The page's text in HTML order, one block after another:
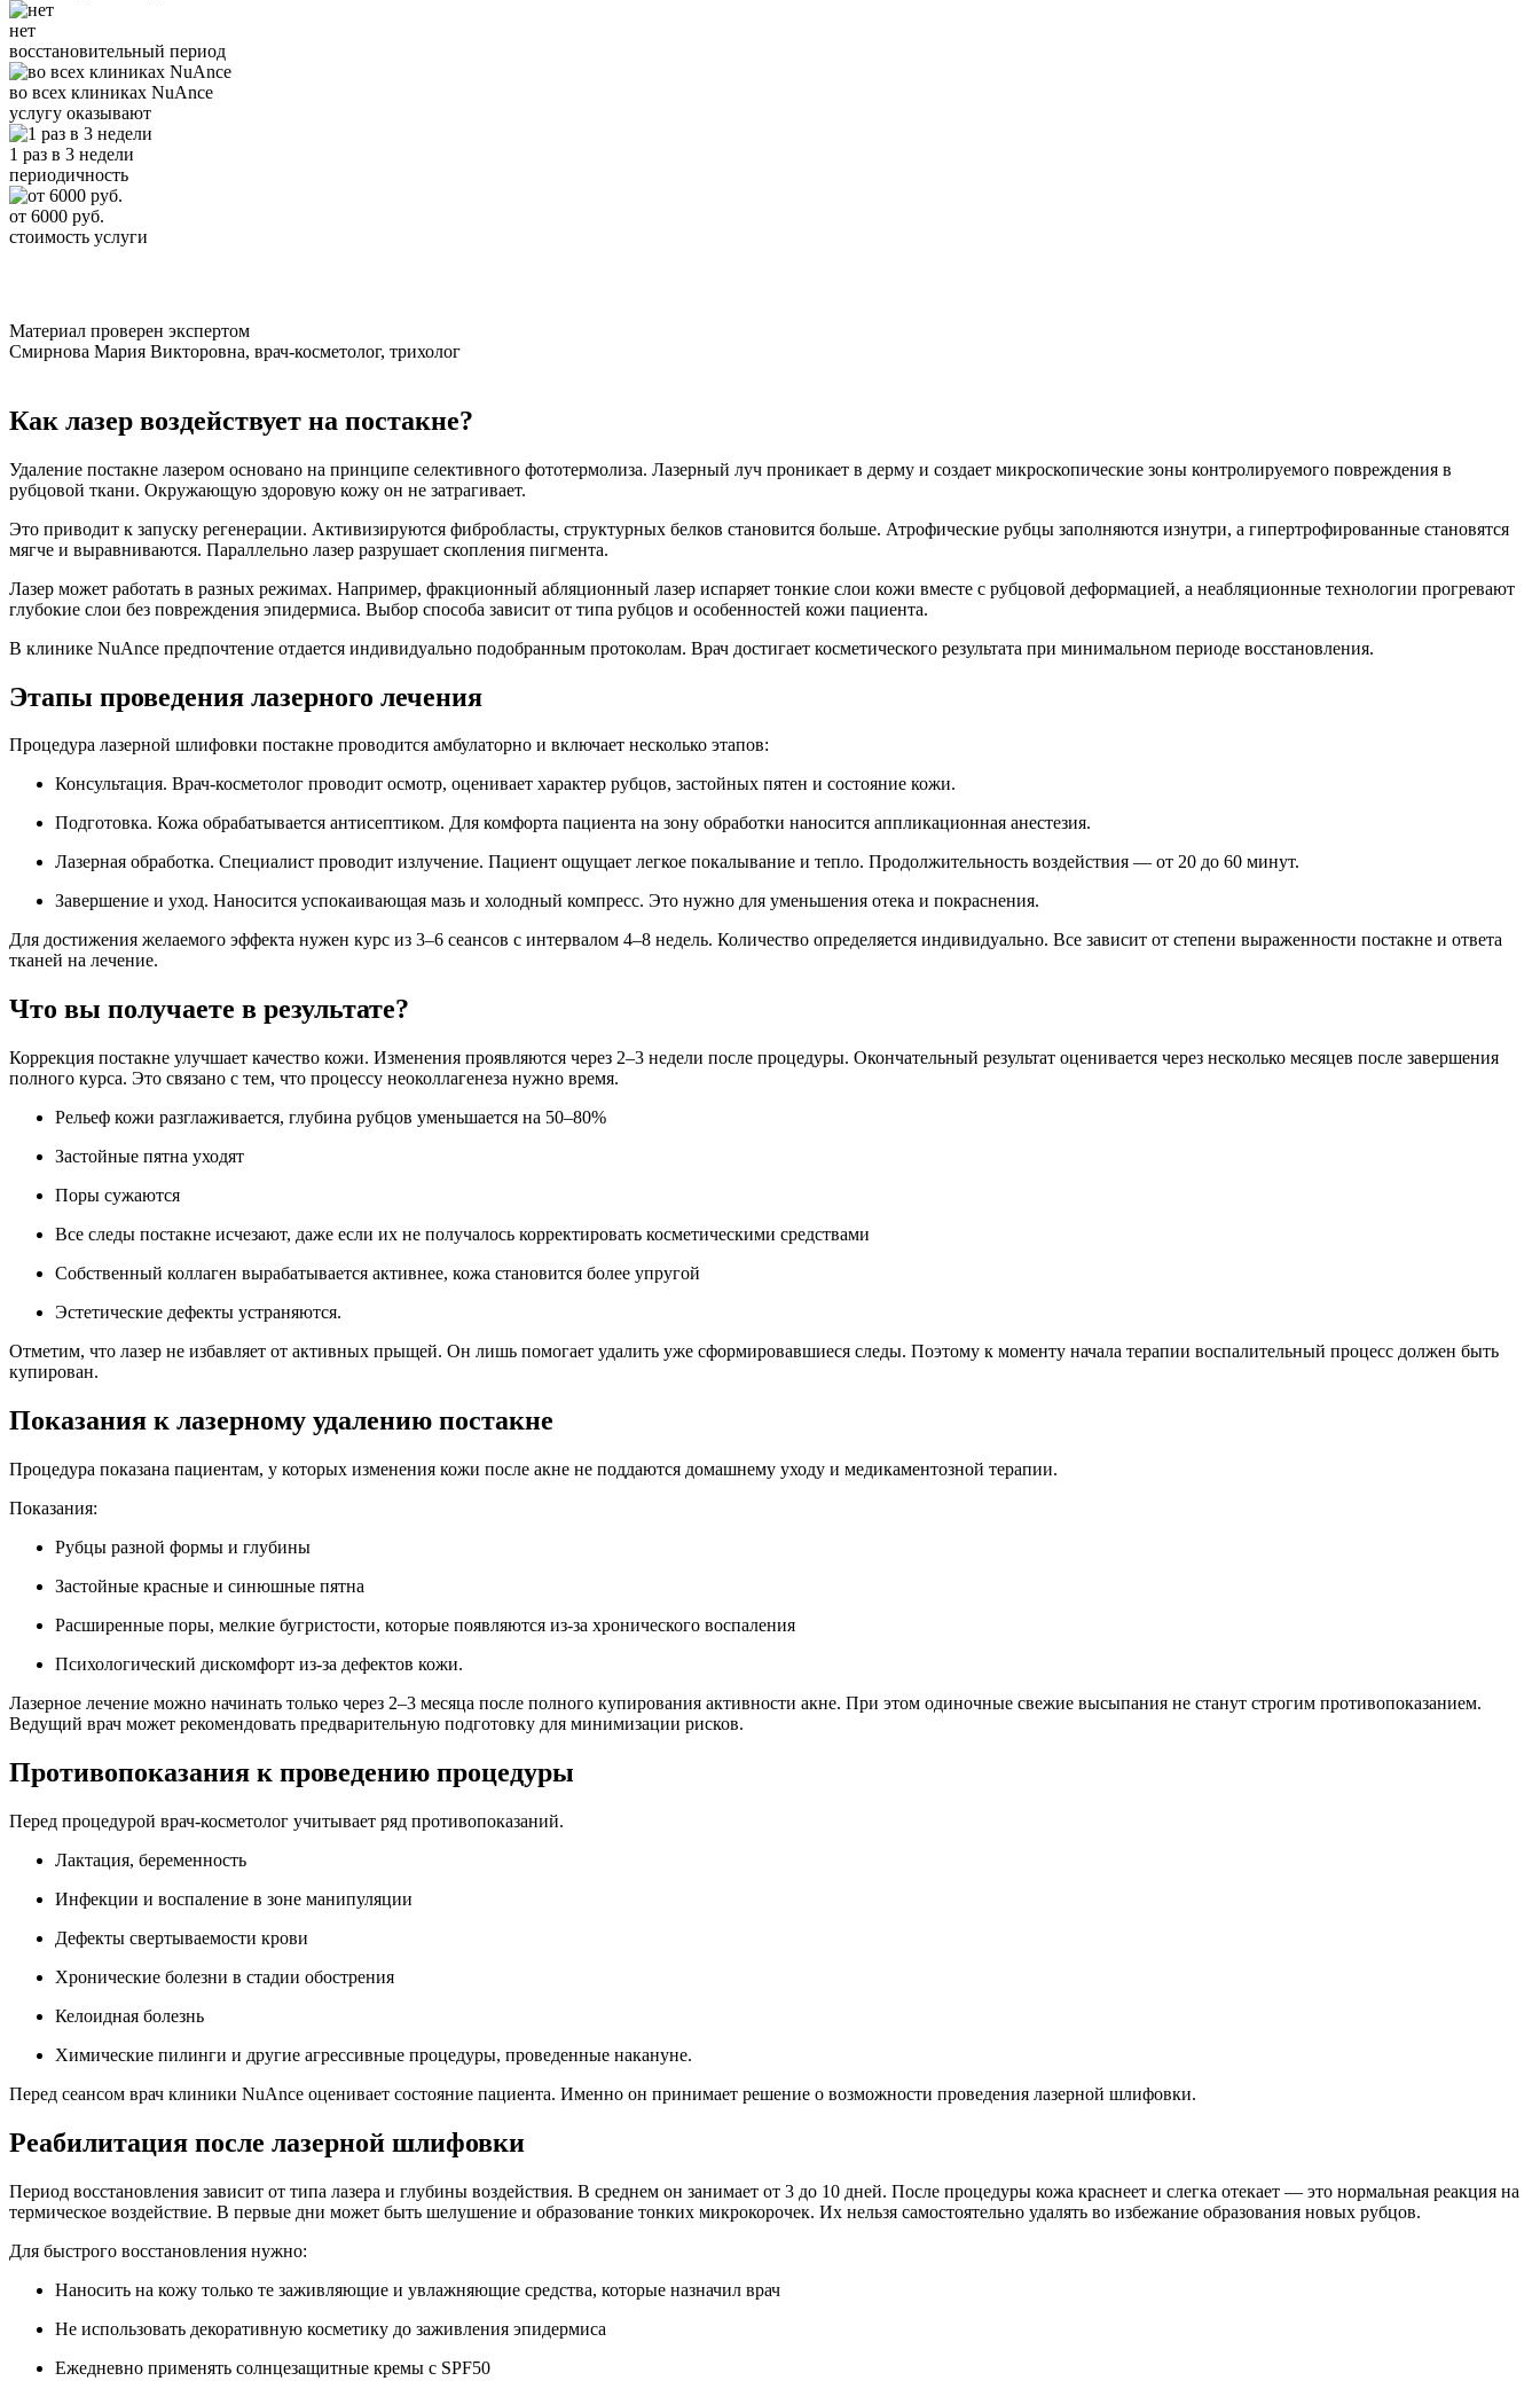
нет
восстановительный период
во всех клиниках NuAnce
услугу оказывают
1 раз в 3 недели
периодичность
от 6000 руб.
стоимость услуги
Материал проверен экспертом
Смирнова Мария Викторовна, врач-косметолог, трихолог
Как лазер воздействует на постакне?
Удаление постакне лазером основано на принципе селективного фототермолиза. Лазерный луч проникает в дерму и создает микроскопические зоны контролируемого повреждения в
рубцовой ткани. Окружающую здоровую кожу он не затрагивает.
Это приводит к запуску регенерации. Активизируются фибробласты, структурных белков становится больше. Атрофические рубцы заполняются изнутри, а гипертрофированные становятся
мягче и выравниваются. Параллельно лазер разрушает скопления пигмента.
Лазер может работать в разных режимах. Например, фракционный абляционный лазер испаряет тонкие слои кожи вместе с рубцовой деформацией, а неабляционные технологии прогревают
глубокие слои без повреждения эпидермиса. Выбор способа зависит от типа рубцов и особенностей кожи пациента.
В клинике NuAnce предпочтение отдается индивидуально подобранным протоколам. Врач достигает косметического результата при минимальном периоде восстановления.
Этапы проведения лазерного лечения
Процедура лазерной шлифовки постакне проводится амбулаторно и включает несколько этапов:
Консультация. Врач-косметолог проводит осмотр, оценивает характер рубцов, застойных пятен и состояние кожи.
Подготовка. Кожа обрабатывается антисептиком. Для комфорта пациента на зону обработки наносится аппликационная анестезия.
Лазерная обработка. Специалист проводит излучение. Пациент ощущает легкое покалывание и тепло. Продолжительность воздействия — от 20 до 60 минут.
Завершение и уход. Наносится успокаивающая мазь и холодный компресс. Это нужно для уменьшения отека и покраснения.
Для достижения желаемого эффекта нужен курс из 3–6 сеансов с интервалом 4–8 недель. Количество определяется индивидуально. Все зависит от степени выраженности постакне и ответа
тканей на лечение.
Что вы получаете в результате?
Коррекция постакне улучшает качество кожи. Изменения проявляются через 2–3 недели после процедуры. Окончательный результат оценивается через несколько месяцев после завершения
полного курса. Это связано с тем, что процессу неоколлагенеза нужно время.
Рельеф кожи разглаживается, глубина рубцов уменьшается на 50–80%
Застойные пятна уходят
Поры сужаются
Все следы постакне исчезают, даже если их не получалось корректировать косметическими средствами
Собственный коллаген вырабатывается активнее, кожа становится более упругой
Эстетические дефекты устраняются.
Отметим, что лазер не избавляет от активных прыщей. Он лишь помогает удалить уже сформировавшиеся следы. Поэтому к моменту начала терапии воспалительный процесс должен быть
купирован.
Показания к лазерному удалению постакне
Процедура показана пациентам, у которых изменения кожи после акне не поддаются домашнему уходу и медикаментозной терапии.
Показания:
Рубцы разной формы и глубины
Застойные красные и синюшные пятна
Расширенные поры, мелкие бугристости, которые появляются из-за хронического воспаления
Психологический дискомфорт из-за дефектов кожи.
Лазерное лечение можно начинать только через 2–3 месяца после полного купирования активности акне. При этом одиночные свежие высыпания не станут строгим противопоказанием.
Ведущий врач может рекомендовать предварительную подготовку для минимизации рисков.
Противопоказания к проведению процедуры
Перед процедурой врач-косметолог учитывает ряд противопоказаний.
Лактация, беременность
Инфекции и воспаление в зоне манипуляции
Дефекты свертываемости крови
Хронические болезни в стадии обострения
Келоидная болезнь
Химические пилинги и другие агрессивные процедуры, проведенные накануне.
Перед сеансом врач клиники NuAnce оценивает состояние пациента. Именно он принимает решение о возможности проведения лазерной шлифовки.
Реабилитация после лазерной шлифовки
Период восстановления зависит от типа лазера и глубины воздействия. В среднем он занимает от 3 до 10 дней. После процедуры кожа краснеет и слегка отекает — это нормальная реакция на
термическое воздействие. В первые дни может быть шелушение и образование тонких микрокорочек. Их нельзя самостоятельно удалять во избежание образования новых рубцов.
Для быстрого восстановления нужно:
Наносить на кожу только те заживляющие и увлажняющие средства, которые назначил врач
Не использовать декоративную косметику до заживления эпидермиса
Ежедневно применять солнцезащитные кремы с SPF50